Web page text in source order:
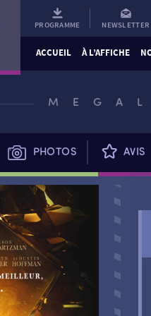
PROGRAMME NEWSLETTER
ACCUEIL À L’AFFICHE
PHOTOS AVIS